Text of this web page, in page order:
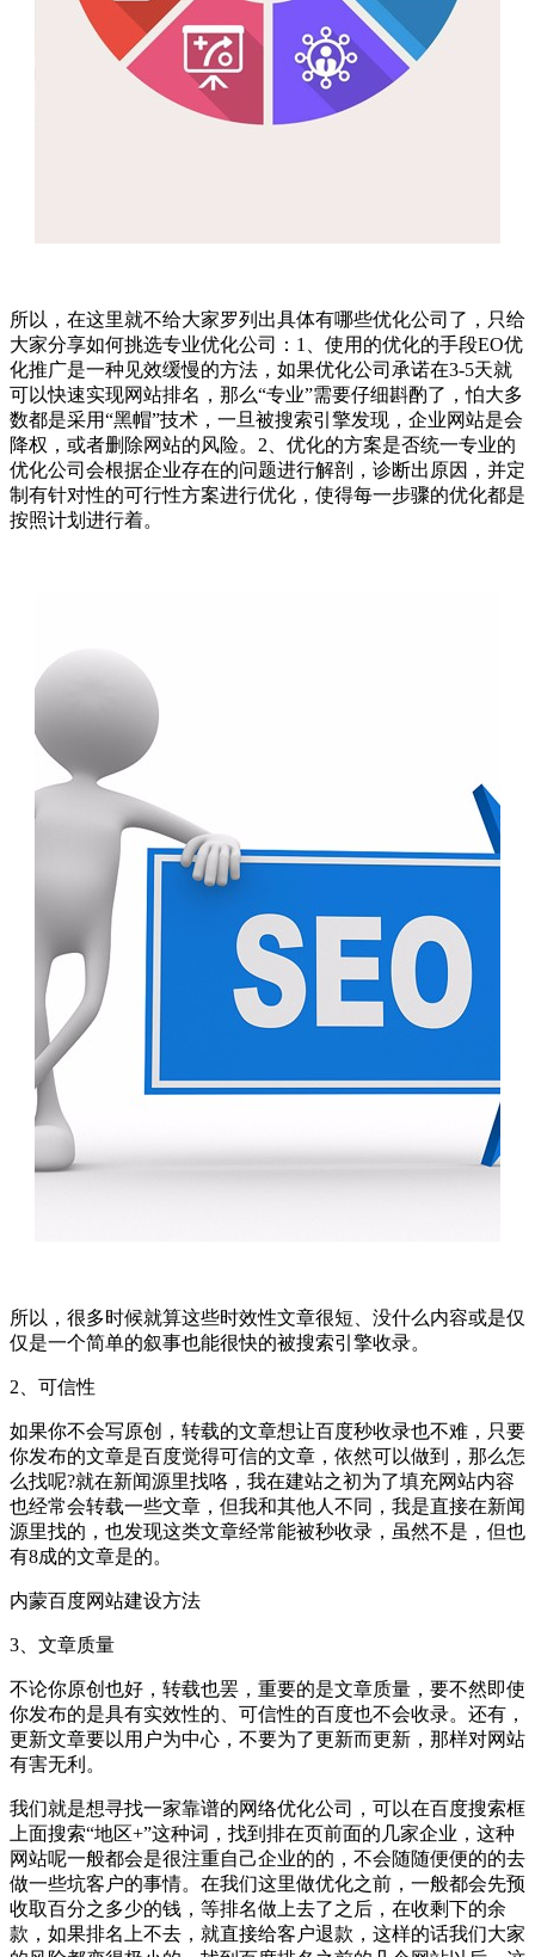
所以，在这里就不给大家罗列出具体有哪些优化公司了，只给
大家分享如何挑选专业优化公司：1、使用的优化的手段EO优
化推广是一种见效缓慢的方法，如果优化公司承诺在3-5天就
可以快速实现网站排名，那么“专业”需要仔细斟酌了，怕大多
数都是采用“黑帽”技术，一旦被搜索引擎发现，企业网站是会
降权，或者删除网站的风险。2、优化的方案是否统一专业的
优化公司会根据企业存在的问题进行解剖，诊断出原因，并定
制有针对性的可行性方案进行优化，使得每一步骤的优化都是
按照计划进行着。
所以，很多时候就算这些时效性文章很短、没什么内容或是仅
仅是一个简单的叙事也能很快的被搜索引擎收录。
2、可信性
如果你不会写原创，转载的文章想让百度秒收录也不难，只要
你发布的文章是百度觉得可信的文章，依然可以做到，那么怎
么找呢?就在新闻源里找咯，我在建站之初为了填充网站内容
也经常会转载一些文章，但我和其他人不同，我是直接在新闻
源里找的，也发现这类文章经常能被秒收录，虽然不是，但也
有8成的文章是的。
内蒙百度网站建设方法
3、文章质量
不论你原创也好，转载也罢，重要的是文章质量，要不然即使
你发布的是具有实效性的、可信性的百度也不会收录。还有，
更新文章要以用户为中心，不要为了更新而更新，那样对网站
有害无利。
我们就是想寻找一家靠谱的网络优化公司，可以在百度搜索框
上面搜索“地区+”这种词，找到排在页前面的几家企业，这种
网站呢一般都会是很注重自己企业的的，不会随随便便的的去
做一些坑客户的事情。在我们这里做优化之前，一般都会先预
收取百分之多少的钱，等排名做上去了之后，在收剩下的余
款，如果排名上不去，就直接给客户退款，这样的话我们大家